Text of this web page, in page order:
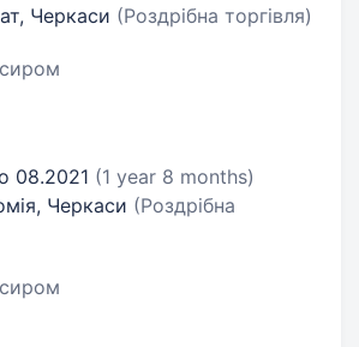
Черкаси (Роздрібна торгівля)
08.2021 (1 year 8 months)
Черкаси (Роздрібна